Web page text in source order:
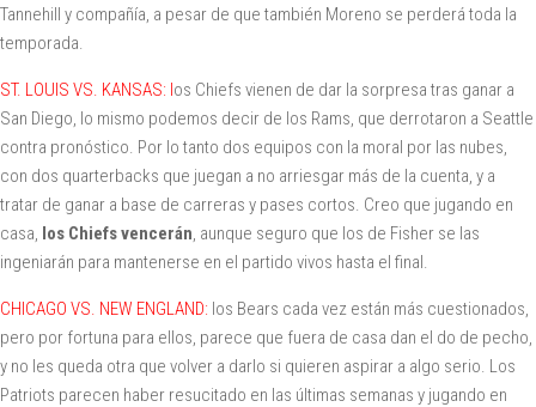
Tannehill y compañía, a pesar de que también Moreno se perderá toda la
temporada.
ST. LOUIS VS. KANSAS: los Chiefs vienen de dar la sorpresa tras ganar a
San Diego, lo mismo podemos decir de los Rams, que derrotaron a Seattle
contra pronóstico. Por lo tanto dos equipos con la moral por las nubes,
con dos quarterbacks que juegan a no arriesgar más de la cuenta, y a
tratar de ganar a base de carreras y pases cortos. Creo que jugando en
casa, los Chiefs vencerán, aunque seguro que los de Fisher se las
ingeniarán para mantenerse en el partido vivos hasta el final.
CHICAGO VS. NEW ENGLAND: los Bears cada vez están más cuestionados,
pero por fortuna para ellos, parece que fuera de casa dan el do de pecho,
y no les queda otra que volver a darlo si quieren aspirar a algo serio. Los
Patriots parecen haber resucitado en las últimas semanas y jugando en